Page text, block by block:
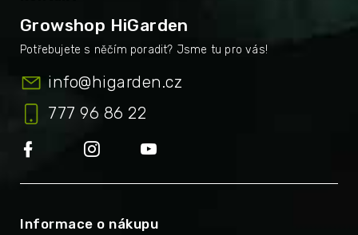
Growshop HiGarden
info@ higarden.cz
777 96 86 22
Informace o nákupu